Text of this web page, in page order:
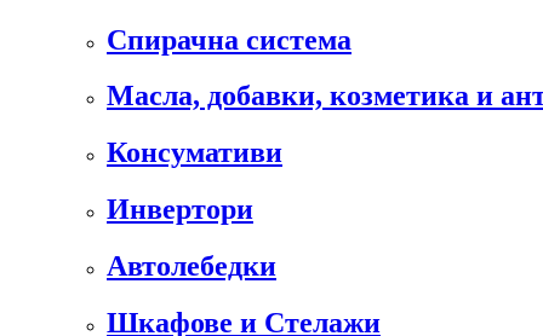
Спирачна система
Масла, добавки, козметика и
Консумативи
Инвертори
Автолебедки
Шкафове и Стелажи